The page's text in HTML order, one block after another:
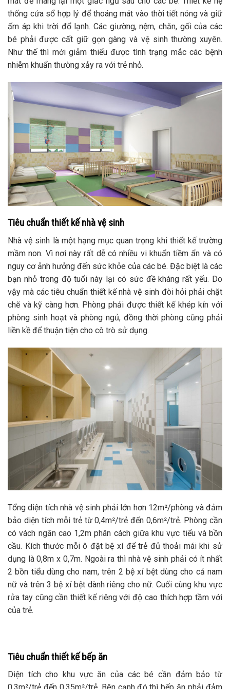
thống cửa sổ hợp lý để thoáng mát vào thời tiết nóng và giữ
ấm áp khi trời đổ lạnh. Các giường, nệm, chăn, gối của các
bé phải được cất giữ gọn gàng và vệ sinh thường xuyên.
Như thế thì mới giảm thiểu được tình trạng mắc các bệnh
nhiễm khuẩn thường xảy ra với trẻ nhỏ.
Tiêu chuẩn thiết kế nhà vệ sinh
Nhà vệ sinh là một hạng mục quan trọng khi thiết kế trường
mầm non. Vì nơi này rất dễ có nhiều vi khuẩn tiềm ẩn và có
nguy cơ ảnh hưởng đến sức khỏe của các bé. Đặc biệt là các
bạn nhỏ trong độ tuổi này lại có sức đề kháng rất yếu. Do
vậy mà các tiêu chuẩn thiết kế nhà vệ sinh đòi hỏi phải chặt
chẽ và kỹ càng hơn. Phòng phải được thiết kế khép kín với
phòng sinh hoạt và phòng ngủ, đồng thời phòng cũng phải
liền kề để thuận tiện cho cô trò sử dụng.
Tổng diện tích nhà vệ sinh phải lớn hơn 12m²/phòng và đảm
bảo diện tích mỗi trẻ từ 0,4m²/trẻ đến 0,6m²/trẻ. Phòng cần
có vách ngăn cao 1,2m phân cách giữa khu vực tiểu và bồn
cầu. Kích thước mỗi ô đặt bệ xí để trẻ đủ thoải mái khi sử
dụng là 0,8m x 0,7m. Ngoài ra thì nhà vệ sinh phải có ít nhất
2 bồn tiểu dùng cho nam, trên 2 bệ xí bệt dùng cho cả nam
nữ và trên 3 bệ xí bệt dành riêng cho nữ. Cuối cùng khu vực
rửa tay cũng cần thiết kế riêng với độ cao thích hợp tầm với
của trẻ.
Tiêu chuẩn thiết kế bếp ăn
Diện tích cho khu vực ăn của các bé cần đảm bảo từ